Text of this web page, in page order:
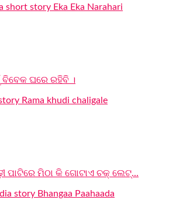
ବିବେକ ଘରେ ରହିବି ।
ପାଟିରେ ମିଠା କି ଗୋଟାଏ ଚକ୍ ଲେଟ୍...